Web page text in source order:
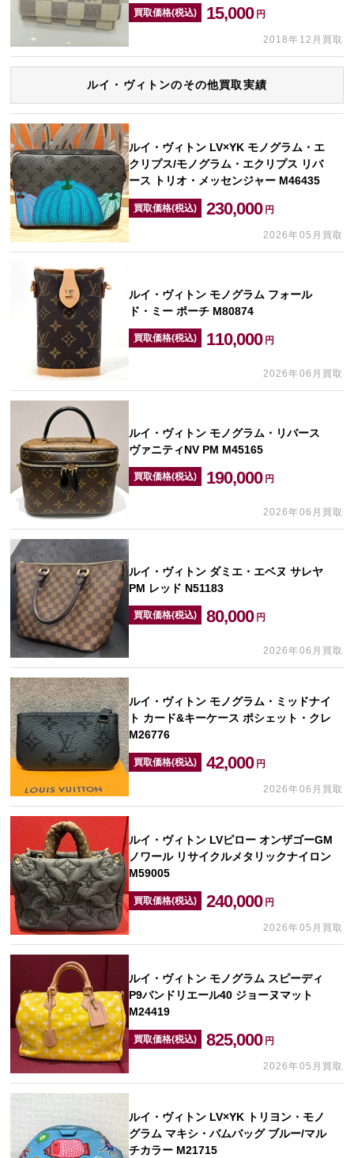
買取価格(税込) 15,000 円
2018年12月買取
ルイ・ヴィトンのその他買取実績
ルイ・ヴィトン LV×YK モノグラム・エ
クリプス/モノグラム・エクリプス リバ
ース トリオ・メッセンジャー M46435
買取価格(税込) 230,000 円
2026年05月買取
ルイ・ヴィトン モノグラム フォール
ド・ミー ポーチ M80874
買取価格(税込) 110,000 円
2026年06月買取
ルイ・ヴィトン モノグラム・リバース
ヴァニティNV PM M45165
買取価格(税込) 190,000 円
2026年06月買取
ルイ・ヴィトン ダミエ・エベヌ サレヤ
PM レッド N51183
買取価格(税込) 80,000 円
2026年06月買取
ルイ・ヴィトン モノグラム・ミッドナイ
ト カード&キーケース ポシェット・クレ
M26776
買取価格(税込) 42,000 円
2026年06月買取
ルイ・ヴィトン LVピロー オンザゴーGM
ノワール リサイクルメタリックナイロン
M59005
買取価格(税込) 240,000 円
2026年05月買取
ルイ・ヴィトン モノグラム スピーディ
P9バンドリエール40 ジョーヌマット
M24419
買取価格(税込) 825,000 円
2026年05月買取
ルイ・ヴィトン LV×YK トリヨン・モノ
グラム マキシ・バムバッグ ブルー/マル
チカラー M21715